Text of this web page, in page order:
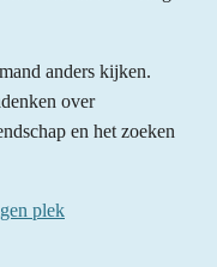
anders kijken.
over
en het zoeken
plek